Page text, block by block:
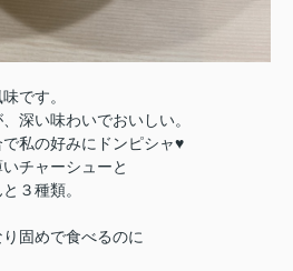
です。
深い味わいでおいしい。
私の好みにドンピシャ♥
チャーシューと
３種類。
固めで食べるのに